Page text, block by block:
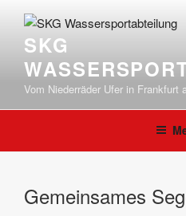
Inhalt
springenSKG
Vom Niederräder Ufer in Frankfurt
Gemeinsames